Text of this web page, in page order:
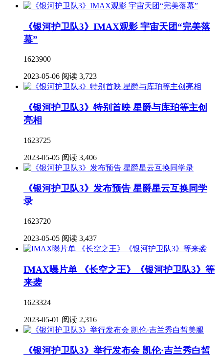
《银河护卫队3》IMAX观影 宇宙天团“完美落
幕”
1623900
2023-05-06 阅读 3,723
《银河护卫队3》特别首映 星爵与库珀等主创
亮相
1623725
2023-05-05 阅读 3,406
《银河护卫队3》发布预告 星爵星云互换同学
录
1623720
2023-05-05 阅读 3,437
IMAX曝片单 《长空之王》《银河护卫队3》等
来袭
1623324
2023-05-01 阅读 2,316
《银河护卫队3》举行发布会 凯伦·吉兰秀白皙